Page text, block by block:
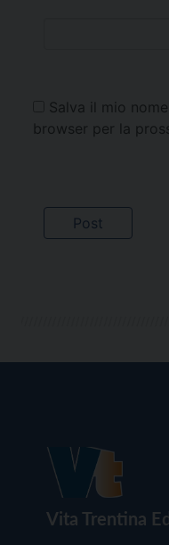
Salva il mio
browser per la
Vita Trentina